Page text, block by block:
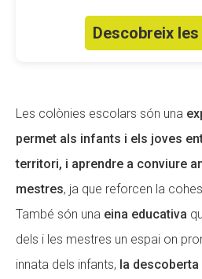
Descobreix
Les colònies escolars són una
permet als infants i els joves
territori, i aprendre a conviure
mestres, ja que reforcen la
També són una eina educativa
dels i les mestres un espai on
innata dels infants, la